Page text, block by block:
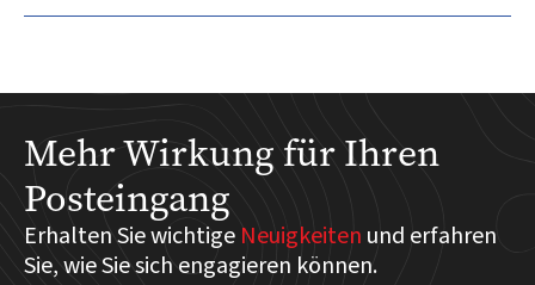
Mehr Wirkung für Ihren
Posteingang
Erhalten Sie wichtige Neuigkeiten und erfahren
Sie, wie Sie sich engagieren können.